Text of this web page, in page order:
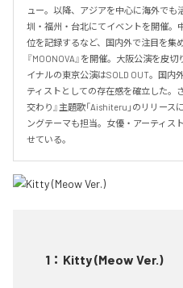
ュー。以降、アジアを中心に海外で
圳・福州・台北にてイベントを開催。
位を記録するなど、国内外で注目を集
『MOONOVA』を開催。大阪公演を皮
イナルの東京公演はSOLD OUT。国
ティストとしての存在感を確立した。
交わり』主題歌「Aishiteru」のリリー
ングテーマも担当。女優・アーティス
せている。
1 ： Kitty (Meow Ver.)